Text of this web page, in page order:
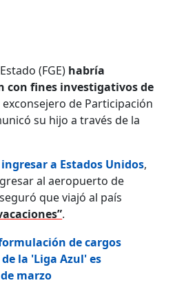
(FGE) habría
con fines investigativos de
exconsejero de Participación
su hijo a través de la
a Estados Unidos,
al aeropuerto de
que viajó al país
.
de cargos
la 'Liga Azul' es
marzo